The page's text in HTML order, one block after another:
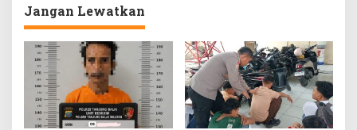
Nilai Tribrata Perkuat
Integritas Personel
Jangan Lewatkan